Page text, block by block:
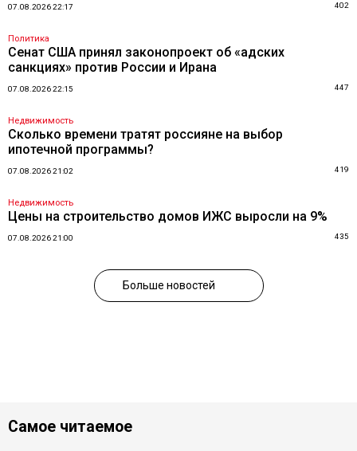
07.08.2026 22:17 402
Политика
Сенат США принял законопроект об «адских
санкциях» против России и Ирана
07.08.2026 22:15 447
Недвижимость
Сколько времени тратят россияне на выбор
ипотечной программы?
07.08.2026 21:02 419
Недвижимость
Цены на строительство домов ИЖС выросли на 9%
07.08.2026 21:00 435
Больше новостей
Самое читаемое